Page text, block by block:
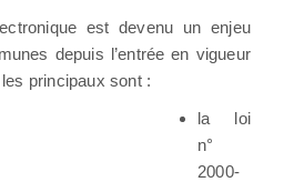
est devenu un enjeu
depuis l’entrée en vigueur
principaux sont :
la loi
n°
2000-